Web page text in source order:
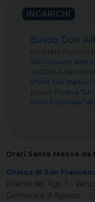
INCARICHI
Basso Don
Arciprete Parroco
San Giovanni
VAZZOLA San
VISNÀ San Martino
presso Forania “La
Unità Pastorale
Orari Sante Messe da
Chiesa di San
(Piazza dei Tigli, 1 -
Domenica 9 Agosto